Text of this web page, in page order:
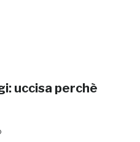
uccisa perchè